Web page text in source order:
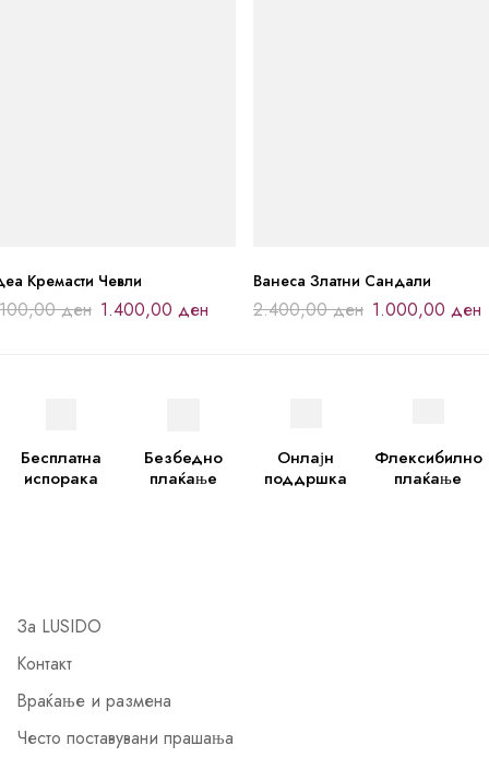
Кремасти Чевли
ден 1.400,00 ден
Ванеса Златни Сандали
2.400,00ден 1.000,00 ден
Бесплатна
испорака
Безбедно
плаќање
Онлајн
поддршка
Флексибилно
плаќање
За LUSIDO
Контакт
Враќање и размена
Често поставувани прашања